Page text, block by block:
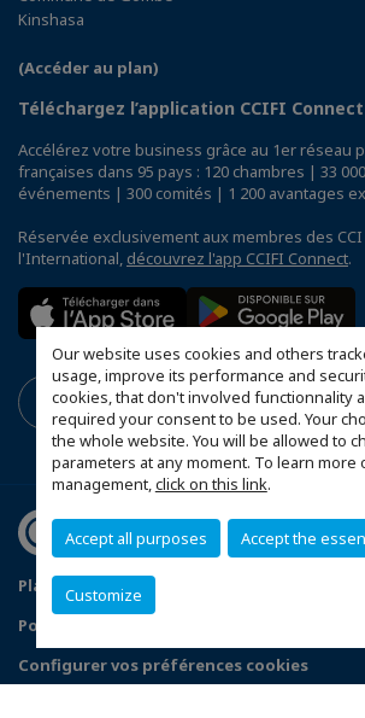
Our website uses cookies and others
usage, improve its performance and
cookies, that don't involved functionnality
required your consent to be used. Your
the whole website. You will be allowed to
parameters at any moment. To learn more
management,click on this link.
Accept all purposes Accept the
Customize
Kinshasa
(Accéder au plan)
Téléchargez l’application CCIFI Connect
Accélérez votre business grâce au 1er réseau
françaises dans 95 pays : 120 chambres | 33
événements | 300 comités | 1 200 avantages
Réservée exclusivement aux membres des CCI
l'International, découvrez l'app CCIFI Connect.
Plan du site
Mentions légales
Politique de confidentialité
Configurer vos préférences cookies